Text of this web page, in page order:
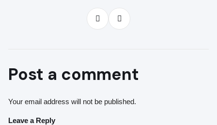
Post a comment
Your email address will not be published.
Leave a Reply